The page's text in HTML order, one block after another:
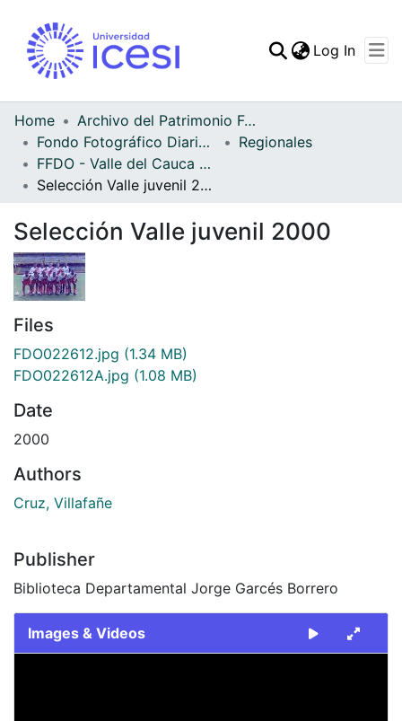
Statistics
Log In
Home
Archivo del Patrimonio Fotográfico y Fílmico del Valle del Cauca
Fondo Fotográfico Diario Occidente
Regionales
FFDO - Valle del Cauca - Patrimonial
Selección Valle juvenil 2000
Selección Valle juvenil 2000
Files
FDO022612.jpg (1.34 MB)
FDO022612A.jpg (1.08 MB)
Date
2000
Authors
Cruz, Villafañe
Publisher
Biblioteca Departamental Jorge Garcés Borrero
Images & Videos